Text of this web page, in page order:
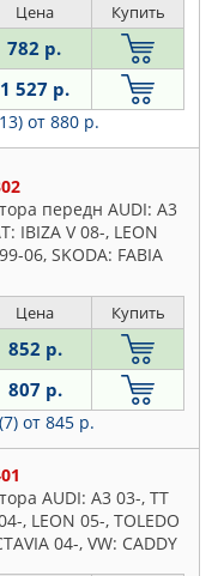
Цена Купить
782 р.
1 527 р.
от 880 р.
передн AUDI: A3
IBIZA V 08-, LEON
06, SKODA: FABIA
Цена Купить
852 р.
807 р.
от 845 р.
AUDI: A3 03-, TT
, LEON 05-, TOLEDO
04-, VW: CADDY